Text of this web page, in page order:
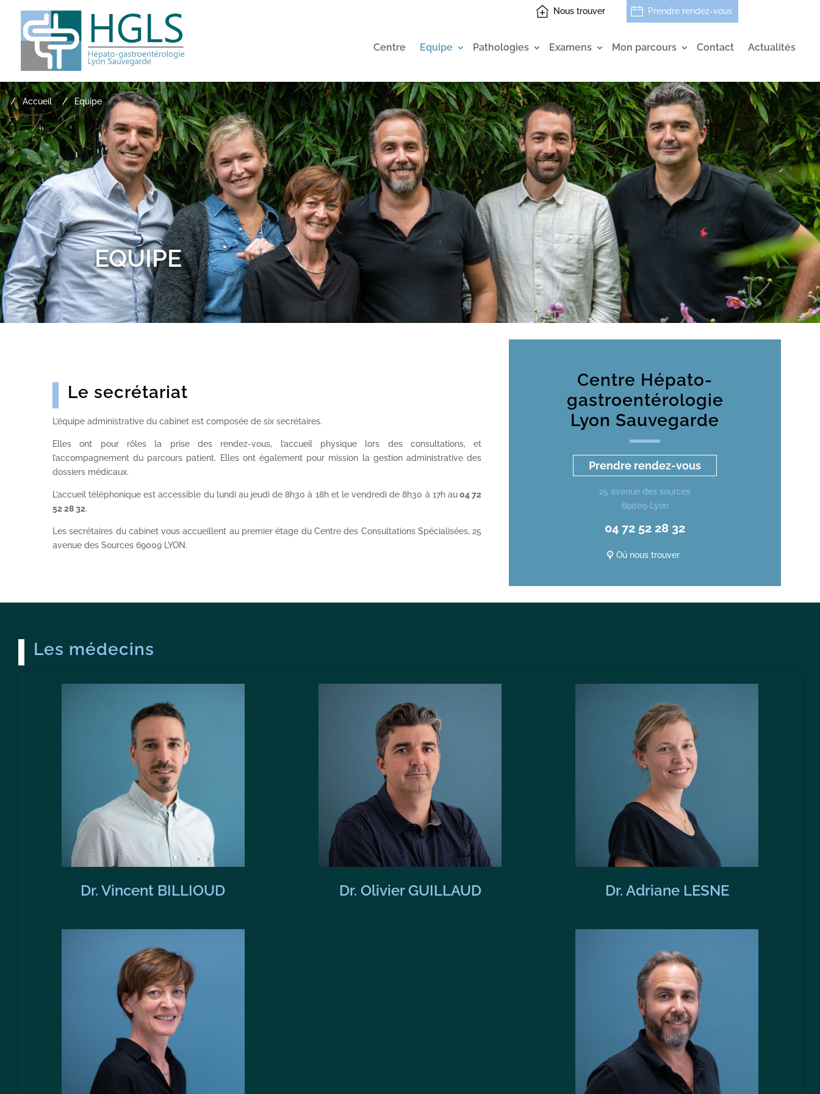
Nous trouver Prendre rendez-vous
Centre Equipe Pathologies Examens Mon parcours Contact Actualités
Accueil Equipe
EQUIPE
Le secrétariat
L’équipe administrative du cabinet est composée de six secrétaires.
Elles ont pour rôles la prise des rendez-vous, l’accueil physique lors des consultations, et
l’accompagnement du parcours patient. Elles ont également pour mission la gestion administrative des
dossiers médicaux.
L’accueil téléphonique est accessible du lundi au jeudi de 8h30 à 18h et le vendredi de 8h30 à 17h au04 72
52 28 32.
Les secrétaires du cabinet vous accueillent au premier étage du Centre des Consultations Spécialisées, 25
avenue des Sources 69009 LYON.
Centre Hépato-
gastroentérologie
Lyon Sauvegarde
Prendre rendez-vous
25 avenue des sources
69009 Lyon
04 72 52 28 32
Où nous trouver
Les médecins
Dr. Vincent BILLIOUD Dr. Olivier GUILLAUD Dr. Adriane LESNE